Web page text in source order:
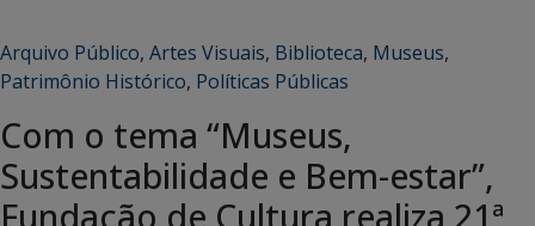
Arquivo Público, Artes Visuais, Biblioteca, Museus,
Patrimônio Histórico, Políticas Públicas
Com o tema “Museus,
Sustentabilidade e Bem-estar”,
Fundação de Cultura realiza 21ª